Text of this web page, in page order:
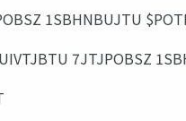
1SBHNBUJTU
7JTJPOBSZ